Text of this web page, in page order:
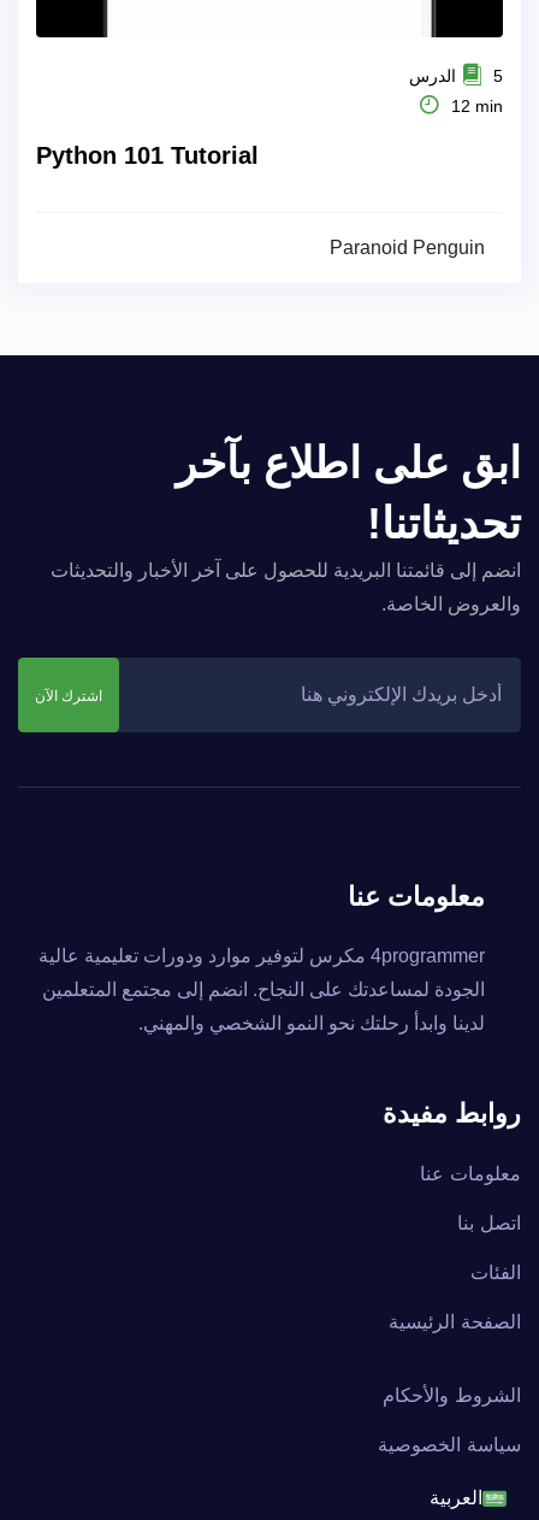
5 الدرس
12 min
Python 101 Tutorial
Paranoid Penguin
ابق على اطلاع بآخر
تحديثاتنا!
انضم إلى قائمتنا البريدية للحصول على آخر الأخبار والتحديثات
والعروض الخاصة.
اشترك الآن
معلومات عنا
4programmer مكرس لتوفير موارد ودورات تعليمية عالية
الجودة لمساعدتك على النجاح. انضم إلى مجتمع المتعلمين
لدينا وابدأ رحلتك نحو النمو الشخصي والمهني.
روابط مفيدة
معلومات عنا
اتصل بنا
الفئات
الصفحة الرئيسية
الشروط والأحكام
سياسة الخصوصية
العربية